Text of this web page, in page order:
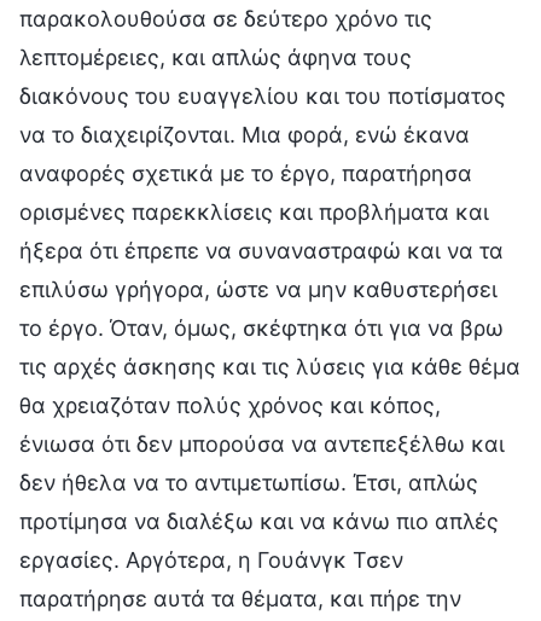
παρακολουθούσα σε δεύτερο χρόνο τις
λεπτομέρειες, και απλώς άφηνα τους
διακόνους του ευαγγελίου και του ποτίσματος
να το διαχειρίζονται. Μια φορά, ενώ έκανα
αναφορές σχετικά με το έργο, παρατήρησα
ορισμένες παρεκκλίσεις και προβλήματα και
ήξερα ότι έπρεπε να συναναστραφώ και να τα
επιλύσω γρήγορα, ώστε να μην καθυστερήσει
το έργο. Όταν, όμως, σκέφτηκα ότι για να βρω
τις αρχές άσκησης και τις λύσεις για κάθε θέμα
θα χρειαζόταν πολύς χρόνος και κόπος,
ένιωσα ότι δεν μπορούσα να αντεπεξέλθω και
δεν ήθελα να το αντιμετωπίσω. Έτσι, απλώς
προτίμησα να διαλέξω και να κάνω πιο απλές
εργασίες. Αργότερα, η Γουάνγκ Τσεν
παρατήρησε αυτά τα θέματα, και πήρε την